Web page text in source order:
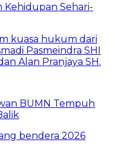
Kehidupan Sehari-
BUMN Tempuh